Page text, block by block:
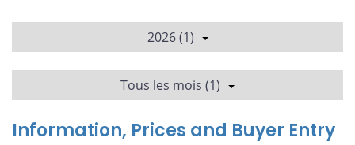
2026 (1)
Tous les mois (1)
Information, Prices and Buyer Entry